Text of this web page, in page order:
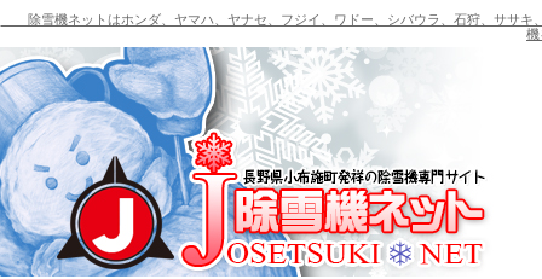
除雪機ネットはホンダ、ヤマハ、ヤナセ、フジイ、ワドー、シバウラ、石狩、ササキ
機